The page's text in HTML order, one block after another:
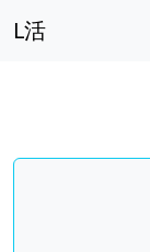
L活